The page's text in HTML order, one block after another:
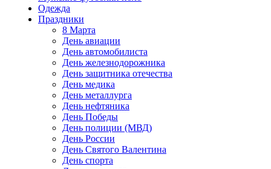
Одежда
Праздники
8 Марта
День авиации
День автомобилиста
День железнодорожника
День защитника отечества
День медика
День металлурга
День нефтяника
День Победы
День полиции (МВД)
День России
День Святого Валентина
День спорта